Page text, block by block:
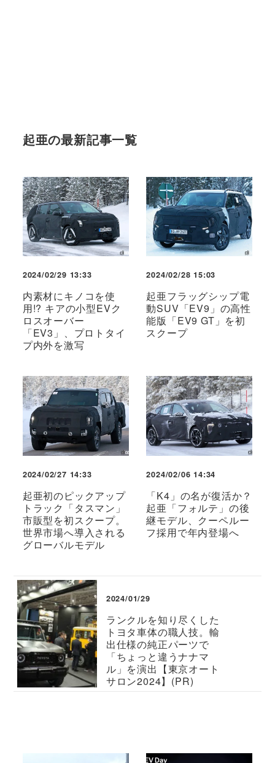
起亜の最新記事一覧
2024/02/29 13:33
内素材にキノコを使
用!? キアの小型EVク
ロスオーバー
「EV3」、プロトタイ
プ内外を激写
2024/02/28 15:03
起亜フラッグシップ電
動SUV「EV9」の高性
能版「EV9 GT」を初
スクープ
2024/02/27 14:33
起亜初のピックアップ
トラック「タスマン」
市販型を初スクープ。
世界市場へ導入される
グローバルモデル
2024/02/06 14:34
「K4」の名が復活か？
起亜「フォルテ」の後
継モデル、クーペルー
フ採用で年内登場へ
2024/01/29
ランクルを知り尽くした
トヨタ車体の職人技。輸
出仕様の純正パーツで
「ちょっと違うナナマ
ル」を演出【東京オート
サロン2024】(PR)